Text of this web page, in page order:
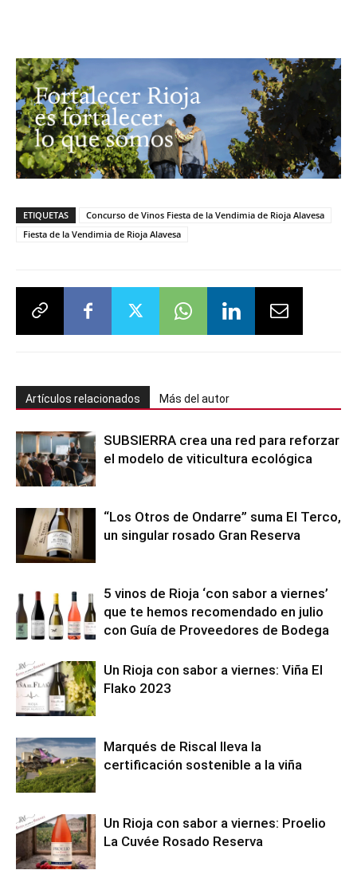
ETIQUETAS
Concurso de Vinos Fiesta de la Vendimia de Rioja Alavesa
Fiesta de la Vendimia de Rioja Alavesa
Artículos relacionados Más del autor
SUBSIERRA crea una red para reforzar
el modelo de viticultura ecológica
“Los Otros de Ondarre” suma El Terco,
un singular rosado Gran Reserva
5 vinos de Rioja ‘con sabor a viernes’
que te hemos recomendado en julio
con Guía de Proveedores de Bodega
Un Rioja con sabor a viernes: Viña El
Flako 2023
Marqués de Riscal lleva la
certificación sostenible a la viña
Un Rioja con sabor a viernes: Proelio
La Cuvée Rosado Reserva